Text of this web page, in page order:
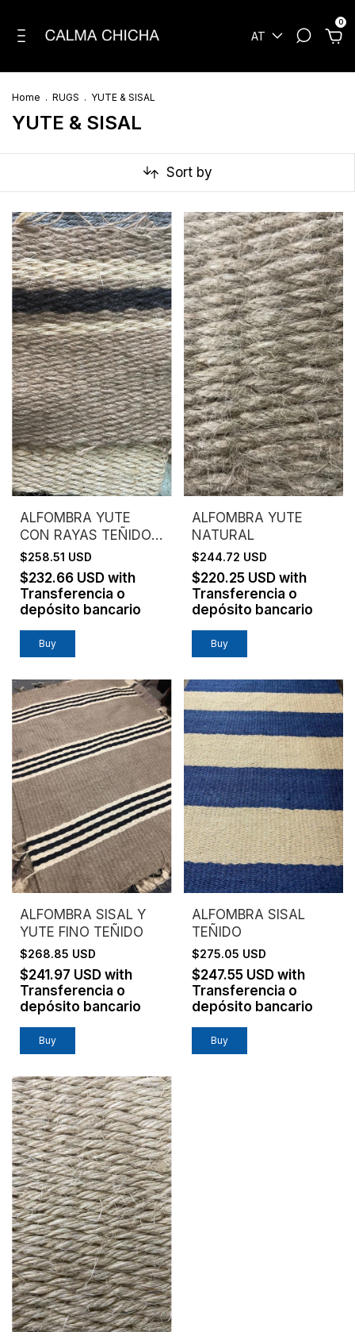
AT
0
Home . RUGS . YUTE & SISAL
YUTE & SISAL
Sort by
ALFOMBRA YUTE
CON RAYAS TEÑIDO
Y SISAL NATURAL
$258.51 USD
$232.66 USD with
Transferencia o
depósito bancario
ALFOMBRA YUTE
NATURAL
$244.72 USD
$220.25 USD with
Transferencia o
depósito bancario
ALFOMBRA SISAL Y
YUTE FINO TEÑIDO
$268.85 USD
$241.97 USD with
Transferencia o
depósito bancario
ALFOMBRA SISAL
TEÑIDO
$275.05 USD
$247.55 USD with
Transferencia o
depósito bancario